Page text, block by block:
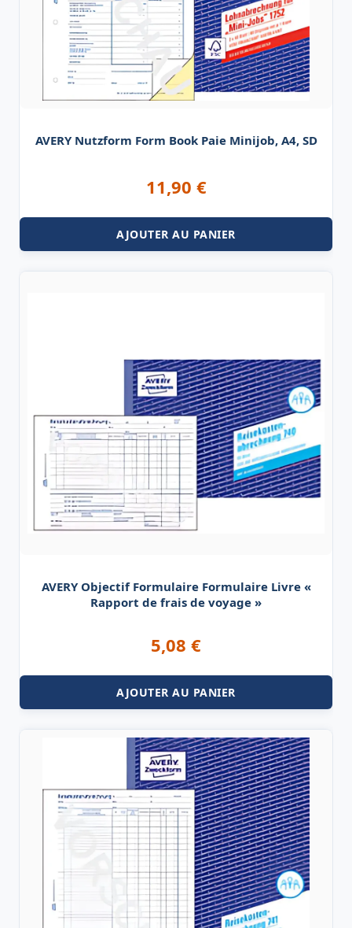
AVERY Nutzform Form Book Paie Minijob, A4, SD
11,90 €
AJOUTER AU PANIER
AVERY Objectif Formulaire Formulaire Livre «
Rapport de frais de voyage »
5,08 €
AJOUTER AU PANIER